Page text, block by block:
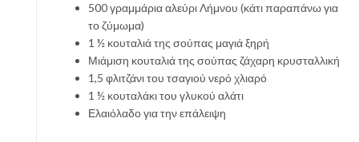
500 γραμμάρια αλεύρι Λήμνου (κάτι παραπάνω για
το ζύμωμα)
1 ½ κουταλιά της σούπας μαγιά ξηρή
Μιάμιση κουταλιά της σούπας ζάχαρη κρυσταλλική
1,5 φλιτζάνι του τσαγιού νερό χλιαρό
1 ½ κουταλάκι του γλυκού αλάτι
Ελαιόλαδο για την επάλειψη